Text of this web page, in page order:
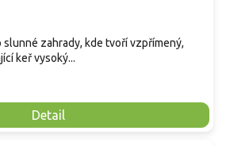
Detail
zahrady, kde tvoří vzpřímený,
keř vysoký...